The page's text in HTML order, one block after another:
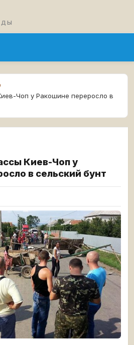
Чоп у Ракошине переросло в
Киев-Чоп у
в сельский бунт